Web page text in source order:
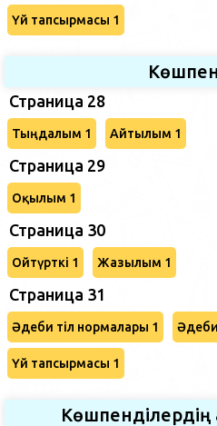
Үй тапсырмасы 1
Страница 28
Тыңдалым 1 Айтылым 1
Страница 29
Оқылым 1
Страница 30
Ойтүрткі 1 Жазылым 1
Страница 31
Әдеби тіл нормалары 1
Үй тапсырмасы 1
Көшпенділердің